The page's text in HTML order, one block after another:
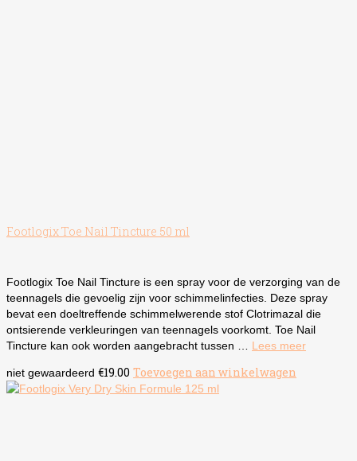
Footlogix Toe Nail Tincture 50 ml
Footlogix Toe Nail Tincture is een spray voor de verzorging van de
teennagels die gevoelig zijn voor schimmelinfecties. Deze spray
bevat een doeltreffende schimmelwerende stof Clotrimazal die
ontsierende verkleuringen van teennagels voorkomt. Toe Nail
Tincture kan ook worden aangebracht tussen … Lees meer
niet gewaardeerd €19.00 Toevoegen aan winkelwagen